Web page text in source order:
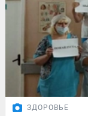
ЗДОРОВЬЕ